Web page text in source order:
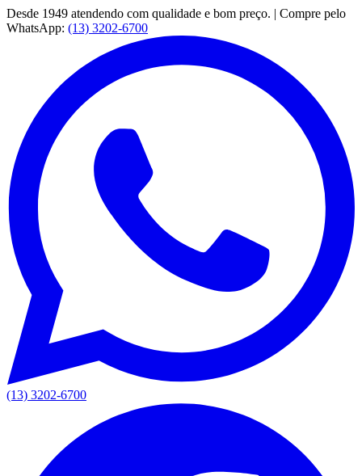
Desde 1949 atendendo com qualidade e bom preço. | Compre pelo
WhatsApp: (13) 3202-6700
(13) 3202-6700